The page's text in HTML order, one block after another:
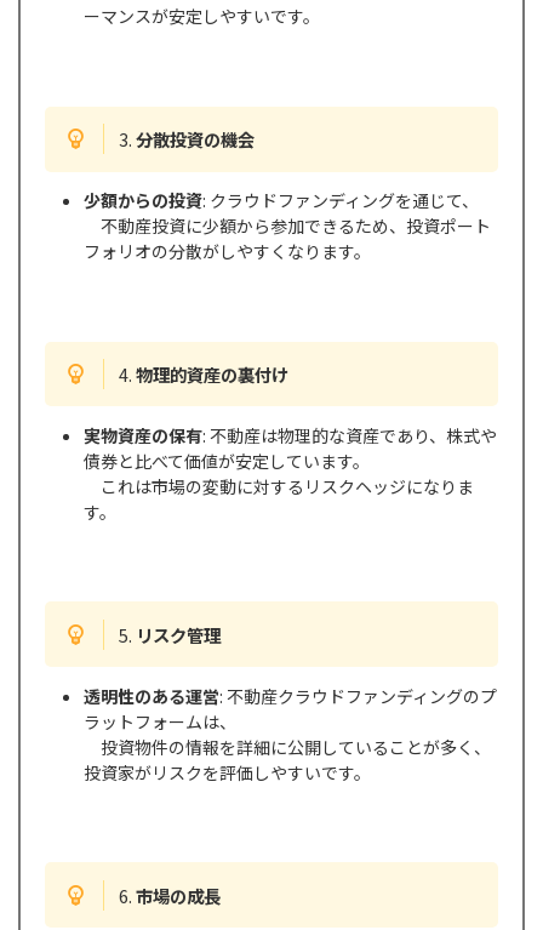
ーマンスが安定しやすいです。
3.分散投資の機会
少額からの投資: クラウドファンディングを通じて、
不動産投資に少額から参加できるため、投資ポート
フォリオの分散がしやすくなります。
4.物理的資産の裏付け
実物資産の保有: 不動産は物理的な資産であり、株式や
債券と比べて価値が安定しています。
これは市場の変動に対するリスクヘッジになりま
す。
5. リスク管理
透明性のある運営: 不動産クラウドファンディングのプ
ラットフォームは、
投資物件の情報を詳細に公開していることが多く、
投資家がリスクを評価しやすいです。
6.市場の成長